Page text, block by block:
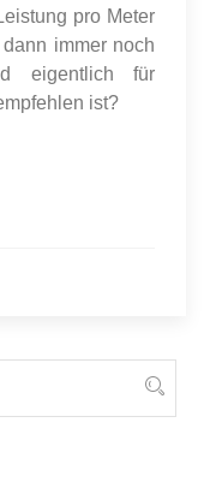
pro Meter
immer noch
eigentlich für
ist?